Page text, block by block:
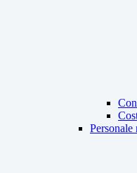
Personale